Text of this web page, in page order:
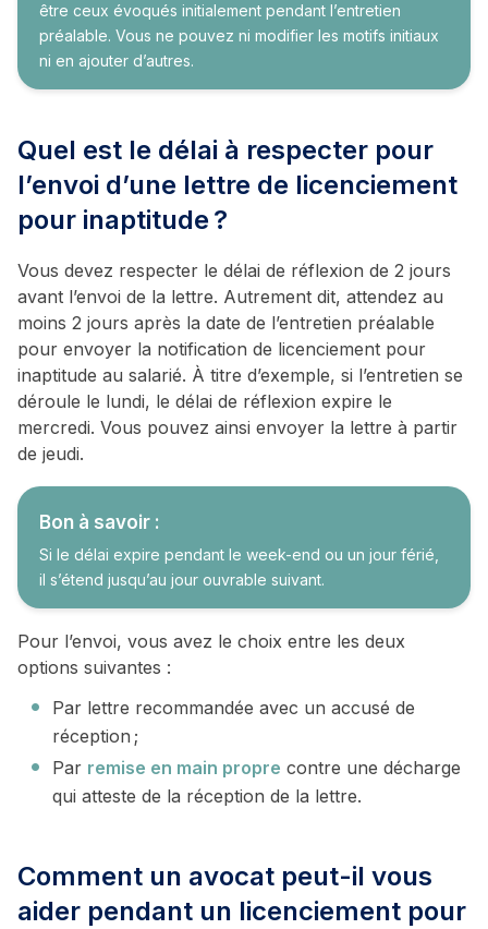
être ceux évoqués initialement pendant l’entretien
préalable. Vous ne pouvez ni modifier les motifs initiaux
ni en ajouter d’autres.
Quel est le délai à respecter pour
l’envoi d’une lettre de licenciement
pour inaptitude ?
Vous devez respecter le délai de réflexion de 2 jours
avant l’envoi de la lettre. Autrement dit, attendez au
moins 2 jours après la date de l’entretien préalable
pour envoyer la notification de licenciement pour
inaptitude au salarié. À titre d’exemple, si l’entretien se
déroule le lundi, le délai de réflexion expire le
mercredi. Vous pouvez ainsi envoyer la lettre à partir
de jeudi.
Bon à savoir :
Si le délai expire pendant le week-end ou un jour férié,
il s’étend jusqu’au jour ouvrable suivant.
Pour l’envoi, vous avez le choix entre les deux
options suivantes :
Par lettre recommandée avec un accusé de
réception ;
Par remise en main propre contre une décharge
qui atteste de la réception de la lettre.
Comment un avocat peut-il vous
aider pendant un licenciement pour